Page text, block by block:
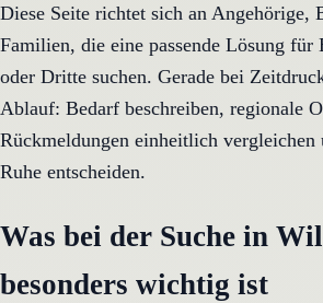
Diese Seite richtet sich an Angehörige,
Familien, die eine passende Lösung für
oder Dritte suchen. Gerade bei
Ablauf: Bedarf beschreiben, regionale
Rückmeldungen einheitlich vergleichen
Ruhe entscheiden.
Was bei der Suche in
besonders wichtig ist